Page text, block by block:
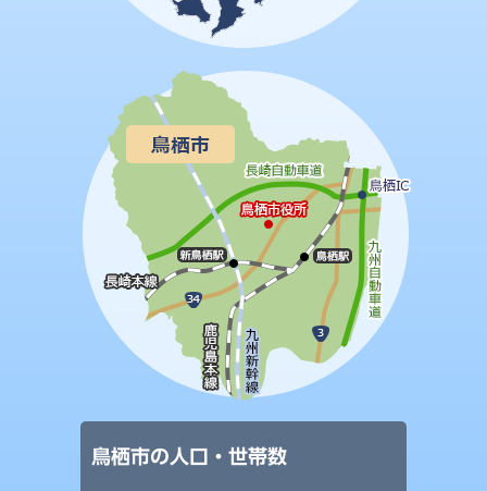
鳥栖市の人口・世帯数